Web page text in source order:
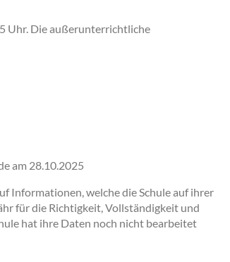
Uhr. Die außerunterrichtliche
am 28.10.2025
Informationen, welche die Schule auf ihrer
für die Richtigkeit, Vollständigkeit und
hat ihre Daten noch nicht bearbeitet